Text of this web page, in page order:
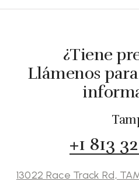
¿Tiene
Llámenos
+1 813
13022 Race Track Rd,